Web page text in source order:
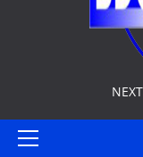
Primary